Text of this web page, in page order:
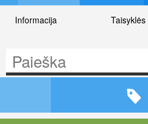
Informacija Taisyklės